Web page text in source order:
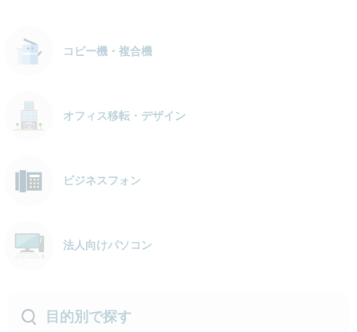
コピー機・複合機
オフィス移転・デザイン
ビジネスフォン
法人向けパソコン
目的別で探す